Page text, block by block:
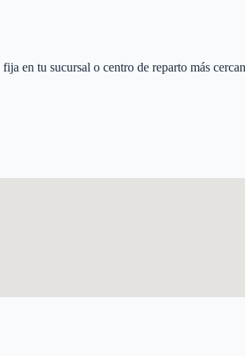
en tu sucursal o centro de reparto más